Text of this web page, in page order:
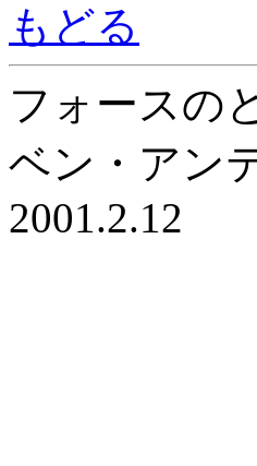
もどる
フォースの
ベン・アン
2001.2.12